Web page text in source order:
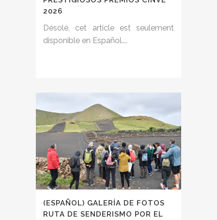
2026
Désolé, cet article est seulement
disponible en Español....
(ESPAÑOL) GALERÍA DE FOTOS
RUTA DE SENDERISMO POR EL